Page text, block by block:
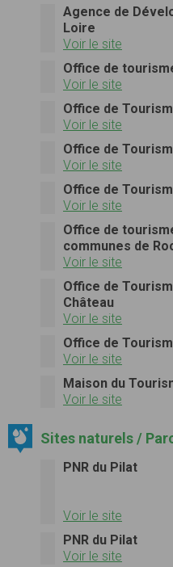
Agence de
Loire
Voir le site
Office de
Voir le site
Office de
Voir le site
Office de
Voir le site
Office de
Voir le site
Office de
communes de
Voir le site
Office de
Château
Voir le site
Office de
Voir le site
Maison du
Voir le site
Sites naturels /
PNR du Pilat
Voir le site
PNR du Pilat
Voir le site